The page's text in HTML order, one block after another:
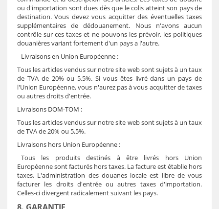
ou d'importation sont dues dès que le colis atteint son pays de
destination. Vous devez vous acquitter des éventuelles taxes
supplémentaires de dédouanement. Nous n'avons aucun
contrôle sur ces taxes et ne pouvons les prévoir, les politiques
douanières variant fortement d'un pays a l'autre.
Livraisons en Union Européenne :
Tous les articles vendus sur notre site web sont sujets à un taux
de TVA de 20% ou 5,5%. Si vous êtes livré dans un pays de
l'Union Européenne, vous n'aurez pas à vous acquitter de taxes
ou autres droits d'entrée.
Livraisons DOM-TOM :
Tous les articles vendus sur notre site web sont sujets à un taux
de TVA de 20% ou 5,5%.
Livraisons hors Union Européenne :
Tous les produits destinés à être livrés hors Union
Européenne sont facturés hors taxes. La facture est établie hors
taxes. L'administration des douanes locale est libre de vous
facturer les droits d'entrée ou autres taxes d'importation.
Celles-ci divergent radicalement suivant les pays.